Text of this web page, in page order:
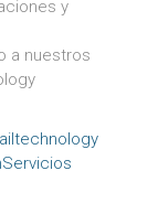
y
a nuestros